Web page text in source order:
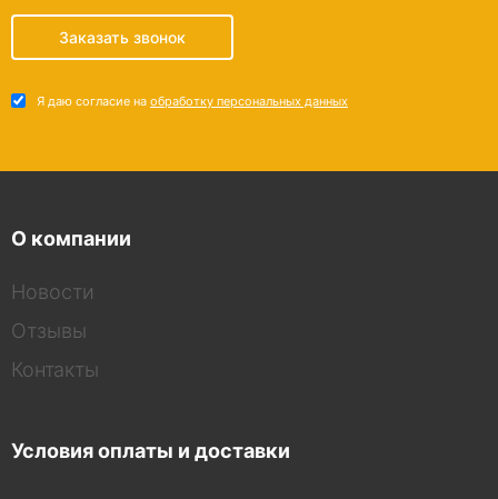
Заказать звонок
Я даю согласие на обработку персональных данных
О компании
Новости
Отзывы
Контакты
Условия оплаты и доставки